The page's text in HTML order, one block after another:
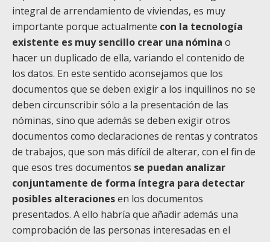
integral de arrendamiento de viviendas, es muy
importante porque actualmente con la tecnología
existente es muy sencillo crear una nómina o
hacer un duplicado de ella, variando el contenido de
los datos. En este sentido aconsejamos que los
documentos que se deben exigir a los inquilinos no se
deben circunscribir sólo a la presentación de las
nóminas, sino que además se deben exigir otros
documentos como declaraciones de rentas y contratos
de trabajos, que son más difícil de alterar, con el fin de
que esos tres documentos se puedan analizar
conjuntamente de forma íntegra para detectar
posibles alteracionesen los documentos
presentados. A ello habría que añadir además una
comprobación de las personas interesadas en el